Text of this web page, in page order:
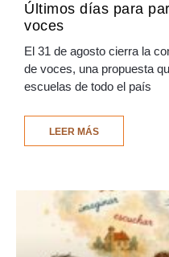
Últimos días para
voces
El 31 de agosto cierra la
de voces, una propuesta
escuelas de todo el país
LEER MÁS